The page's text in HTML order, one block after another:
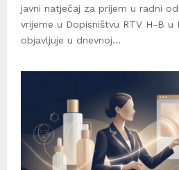
javni natječaj za prijem u radni
vrijeme u Dopisništvu RTV H-B u
objavljuje u dnevnoj...